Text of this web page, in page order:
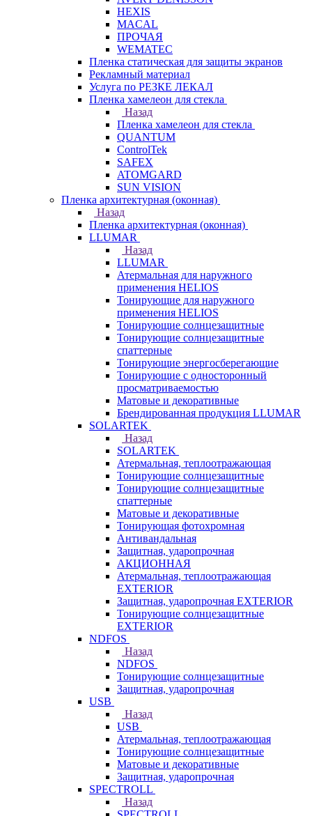
HEXIS
MACAL
ПРОЧАЯ
WEMATEC
Пленка статическая для защиты экранов
Рекламный материал
Услуга по РЕЗКЕ ЛЕКАЛ
Пленка хамелеон для стекла
Назад
Пленка хамелеон для стекла
QUANTUM
ControlTek
SAFEX
ATOMGARD
SUN VISION
Пленка архитектурная (оконная)
Назад
Пленка архитектурная (оконная)
LLUMAR
Назад
LLUMAR
Атермальная для наружного
применения HELIOS
Тонирующие для наружного
применения HELIOS
Тонирующие солнцезащитные
Тонирующие солнцезащитные
спаттерные
Тонирующие энергосберегающие
Тонирующие с односторонный
просматриваемостью
Матовые и декоративные
Брендированная продукция LLUMAR
SOLARTEK
Назад
SOLARTEK
Атермальная, теплоотражающая
Тонирующие солнцезащитные
Тонирующие солнцезащитные
спаттерные
Матовые и декоративные
Тонирующая фотохромная
Антивандальная
Защитная, ударопрочная
АКЦИОННАЯ
Атермальная, теплоотражающая
EXTERIOR
Защитная, ударопрочная EXTERIOR
Тонирующие солнцезащитные
EXTERIOR
NDFOS
Назад
NDFOS
Тонирующие солнцезащитные
Защитная, ударопрочная
USB
Назад
USB
Атермальная, теплоотражающая
Тонирующие солнцезащитные
Матовые и декоративные
Защитная, ударопрочная
SPECTROLL
Назад